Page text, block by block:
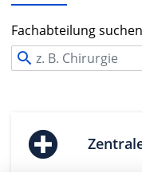
Fachabteilung